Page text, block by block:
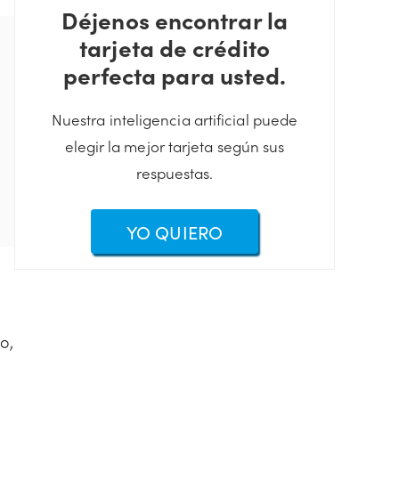
Déjenos encontrar la
tarjeta de crédito
perfecta para usted.
Nuestra inteligencia artificial puede
elegir la mejor tarjeta según sus
respuestas.
YO QUIERO